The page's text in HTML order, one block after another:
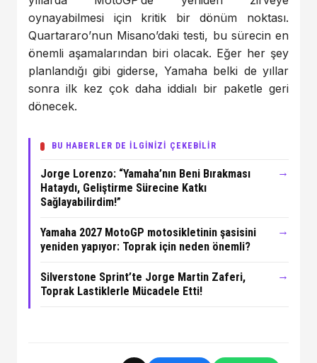
oynayabilmesi için kritik bir dönüm noktası.
Quartararo’nun Misano’daki testi, bu sürecin en
önemli aşamalarından biri olacak. Eğer her şey
planlandığı gibi giderse, Yamaha belki de yıllar
sonra ilk kez çok daha iddialı bir paketle geri
dönecek.
BU HABERLER DE İLGİNİZİ ÇEKEBİLİR
Jorge Lorenzo: “Yamaha’nın Beni Bırakması
Hataydı, Geliştirme Sürecine Katkı
Sağlayabilirdim!”
→
Yamaha 2027 MotoGP motosikletinin şasisini
yeniden yapıyor: Toprak için neden önemli?
→
Silverstone Sprint’te Jorge Martin Zaferi,
Toprak Lastiklerle Mücadele Etti!
→